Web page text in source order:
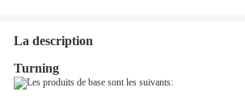
La description
Turning